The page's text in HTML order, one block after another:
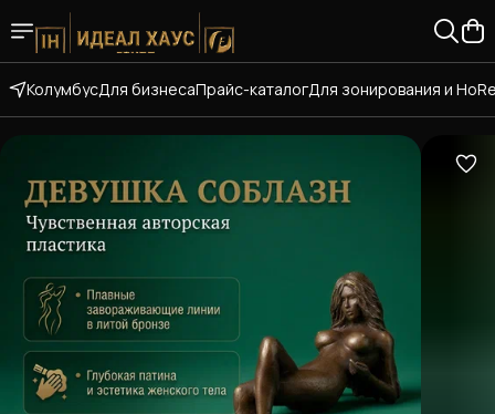
КолумбусДля бизнесаПрайс-каталогДля зонирования и